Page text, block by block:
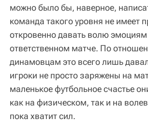
можно было бы, наверное,
команда такого уровня не имеет
откровенно давать волю эмоциям
ответственном матче. По
динамовцам это всего лишь
игроки не просто заряжены на
маленькое футбольное счастье
как на физическом, так и на
пока хватит сил.